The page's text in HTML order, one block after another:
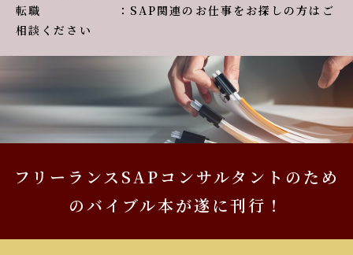
転職 ：SAP関連のお仕事をお探しの方はご
相談ください
フリーランスSAPコンサルタントのため
のバイブル本が遂に刊行！